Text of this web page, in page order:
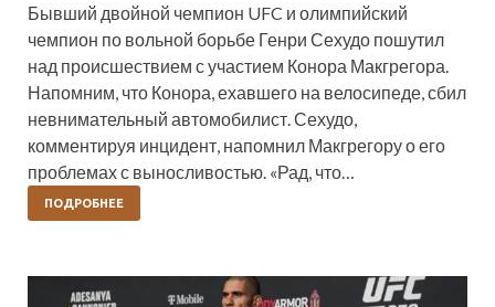
Бывший двойной чемпион UFC и олимпийский
чемпион по вольной борьбе Генри Сехудо пошутил
над происшествием с участием Конора Макгрегора.
Напомним, что Конора, ехавшего на велосипеде, сбил
невнимательный автомобилист. Сехудо,
комментируя инцидент, напомнил Макгрегору о его
проблемах с выносливостью. «Рад, что…
ПОДРОБНЕЕ